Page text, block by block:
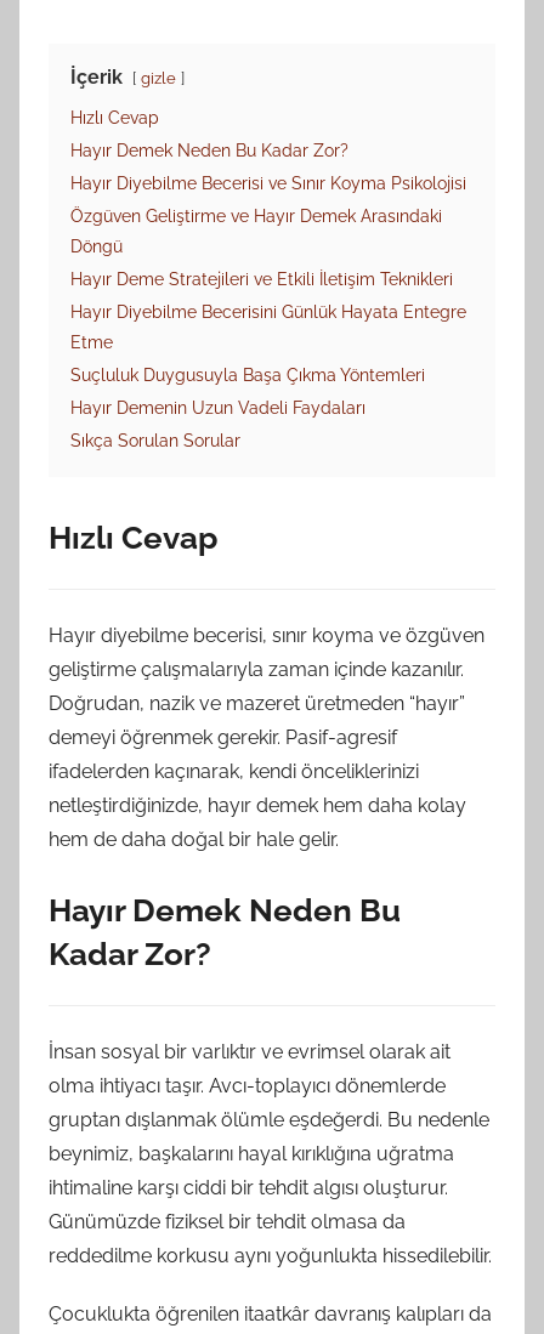
İçerik gizle
Hızlı Cevap
Hayır Demek Neden Bu Kadar Zor?
Hayır Diyebilme Becerisi ve Sınır Koyma Psikolojisi
Özgüven Geliştirme ve Hayır Demek Arasındaki
Döngü
Hayır Deme Stratejileri ve Etkili İletişim Teknikleri
Hayır Diyebilme Becerisini Günlük Hayata Entegre
Etme
Suçluluk Duygusuyla Başa Çıkma Yöntemleri
Hayır Demenin Uzun Vadeli Faydaları
Sıkça Sorulan Sorular
Hızlı Cevap
Hayır diyebilme becerisi, sınır koyma ve özgüven
geliştirme çalışmalarıyla zaman içinde kazanılır.
Doğrudan, nazik ve mazeret üretmeden “hayır”
demeyi öğrenmek gerekir. Pasif-agresif
ifadelerden kaçınarak, kendi önceliklerinizi
netleştirdiğinizde, hayır demek hem daha kolay
hem de daha doğal bir hale gelir.
Hayır Demek Neden Bu
Kadar Zor?
İnsan sosyal bir varlıktır ve evrimsel olarak ait
olma ihtiyacı taşır. Avcı-toplayıcı dönemlerde
gruptan dışlanmak ölümle eşdeğerdi. Bu nedenle
beynimiz, başkalarını hayal kırıklığına uğratma
ihtimaline karşı ciddi bir tehdit algısı oluşturur.
Günümüzde fiziksel bir tehdit olmasa da
reddedilme korkusu aynı yoğunlukta hissedilebilir.
Çocuklukta öğrenilen itaatkâr davranış kalıpları da